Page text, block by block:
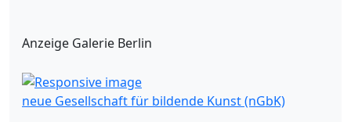
Anzeige Galerie Berlin
neue Gesellschaft für bildende Kunst (nGbK)